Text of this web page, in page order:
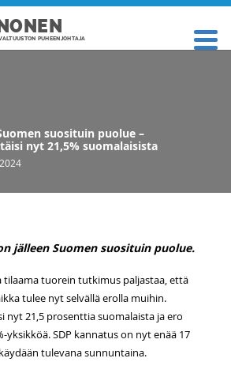
PUHEENJOHTAJA
suosituin puolue –
nyt 21,5% suomalaisista
jälleen Suomen suosituin puolue.
tilaama tuorein tutkimus paljastaa, että
tulee nyt selvällä erolla muihin.
nyt 21,5 prosenttia suomalaista ja ero
yksikköä. SDP kannatus on nyt enää 17
tulevana sunnuntaina.